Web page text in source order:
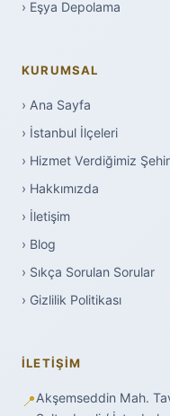
› Eşya Depolama
KURUMSAL
› Ana Sayfa
› İstanbul İlçeleri
› Hizmet Verdiğimiz
› Hakkımızda
› İletişim
› Blog
› Sıkça Sorulan Sorular
› Gizlilik Politikası
İLETIŞIM
📍Akşemseddin Mah.